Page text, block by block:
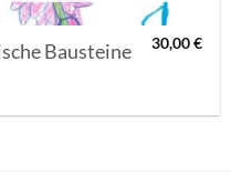
Bausteine
30,00€